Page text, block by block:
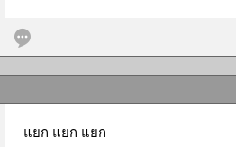
แยก แยก แยก